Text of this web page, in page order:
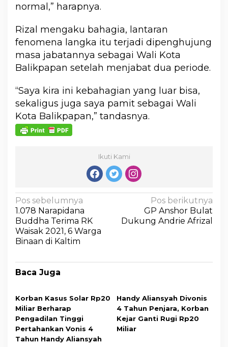
normal,” harapnya.
Rizal mengaku bahagia, lantaran
fenomena langka itu terjadi dipenghujung
masa jabatannya sebagai Wali Kota
Balikpapan setelah menjabat dua periode.
“Saya kira ini kebahagian yang luar bisa,
sekaligus juga saya pamit sebagai Wali
Kota Balikpapan,” tandasnya.
Ikuti Kami
Pos sebelumnya
1.078 Narapidana
Buddha Terima RK
Waisak 2021, 6 Warga
Binaan di Kaltim
Pos berikutnya
GP Anshor Bulat
Dukung Andrie Afrizal
Baca Juga
Korban Kasus Solar Rp20
Miliar Berharap
Pengadilan Tinggi
Pertahankan Vonis 4
Tahun Handy Aliansyah
Handy Aliansyah Divonis
4 Tahun Penjara, Korban
Kejar Ganti Rugi Rp20
Miliar